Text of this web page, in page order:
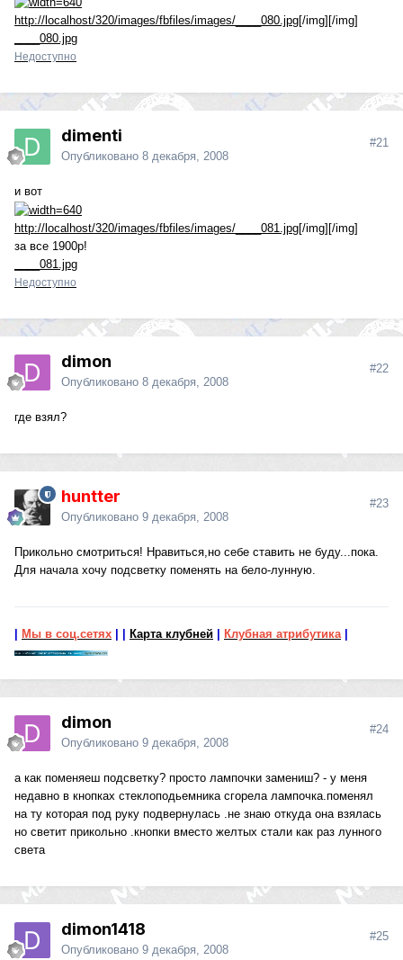
http://localhost/320/images/fbfiles/images/____080.jpg[/img][/img]
____080.jpg
Недоступно
dimenti
Опубликовано 8 декабря, 2008
#21
и вот
http://localhost/320/images/fbfiles/images/____081.jpg[/img][/img]
за все 1900р!
____081.jpg
Недоступно
dimon
Опубликовано 8 декабря, 2008
#22
где взял?
huntter
Опубликовано 9 декабря, 2008
#23
Прикольно смотриться! Нравиться,но себе ставить не буду...пока.
Для начала хочу подсветку поменять на бело-лунную.
Мы в соц.сетях Карта клубней Клубная атрибутика|
dimon
Опубликовано 9 декабря, 2008
#24
а как поменяеш подсветку? просто лампочки замениш? - у меня
недавно в кнопках стеклоподьемника сгорела лампочка.поменял
на ту которая под руку подвернулась .не знаю откуда она взялась
но светит прикольно .кнопки вместо желтых стали как раз лунного
света
dimon1418
Опубликовано 9 декабря, 2008
#25